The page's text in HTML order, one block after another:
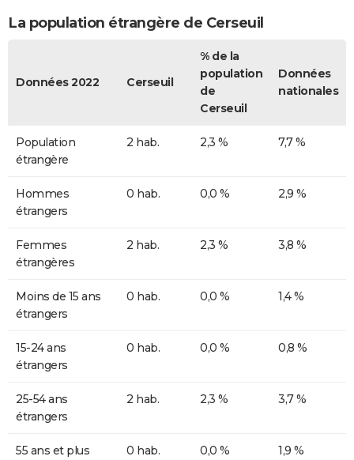
La population étrangère de Cerseuil
Données 2022 Cerseuil
% de la
population
de
Cerseuil
Données
nationales
Population
étrangère
2 hab. 2,3 % 7,7 %
Hommes
étrangers
0 hab. 0,0 % 2,9 %
Femmes
étrangères
2 hab. 2,3 % 3,8 %
Moins de 15 ans
étrangers
0 hab. 0,0 % 1,4 %
15-24 ans
étrangers
0 hab. 0,0 % 0,8 %
25-54 ans
étrangers
2 hab. 2,3 % 3,7 %
55 ans et plus
0 hab. 0,0 % 1,9 %